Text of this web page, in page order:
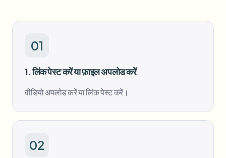
वीडियो इंटेलिजेंस
एक साथ कई वीडियो प्रोसेस करें
हाई-थ्रूपुट पाइपलाइन
कुछ भी ब्लर करें
एंटरप्राइज़ ज़ोन, नीतियां और समीक्षा
API और SDK
संपर्क फ़ॉर्म
वीडियो इंटेलिजेंस
01
1. लिंक पेस्ट करें या फ़ाइल अपलोड करें
वीडियो अपलोड करें या लिंक पेस्ट करें।
02